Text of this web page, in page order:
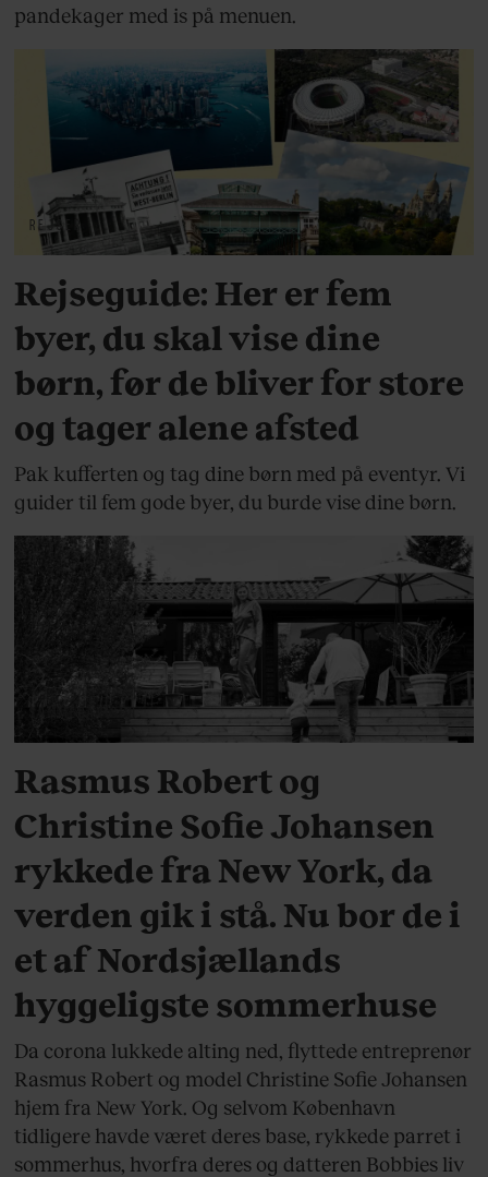
pandekager med is på menuen.
REJSER
Rejseguide: Her er fem
byer, du skal vise dine
børn, før de bliver for store
og tager alene afsted
Pak kufferten og tag dine børn med på eventyr. Vi
guider til fem gode byer, du burde vise dine børn.
SOMMERAVISEN
Rasmus Robert og
Christine Sofie Johansen
rykkede fra New York, da
verden gik i stå. Nu bor de i
et af Nordsjællands
hyggeligste sommerhuse
Da corona lukkede alting ned, flyttede entreprenør
Rasmus Robert og model Christine Sofie Johansen
hjem fra New York. Og selvom København
tidligere havde været deres base, rykkede parret i
sommerhus, hvorfra deres og datteren Bobbies liv